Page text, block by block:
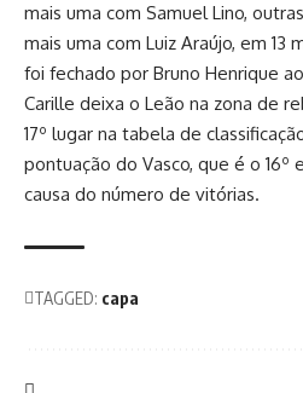
mais uma com Samuel Lino,
mais uma com Luiz Araújo, em 13
foi fechado por Bruno Henrique
Carille deixa o Leão na zona de
17º lugar na tabela de
pontuação do Vasco, que é o
causa do número de vitórias.
TAGGED: capa